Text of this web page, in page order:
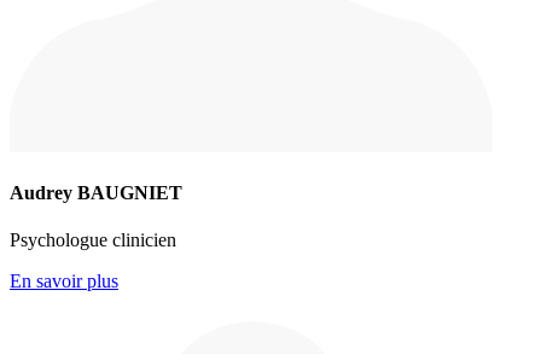
Audrey BAUGNIET
Psychologue clinicien
En savoir plus